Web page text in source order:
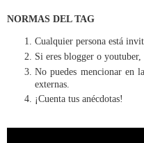
NORMAS DEL TAG
Cualquier persona está
Si eres blogger o youtuber,
No puedes mencionar en
externas.
¡Cuenta tus anécdotas!